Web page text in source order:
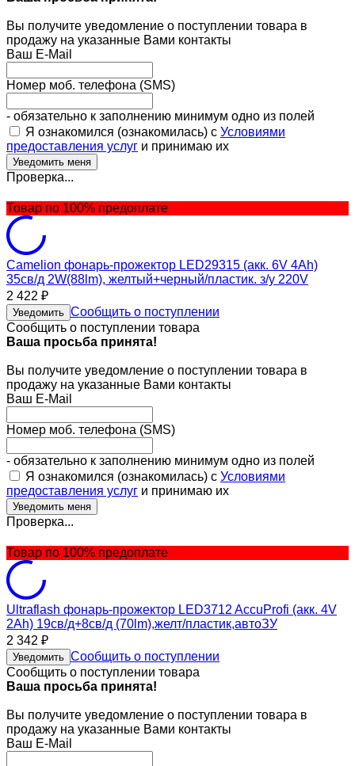
Вы получите уведомление о поступлении товара в
продажу на указанные Вами контакты
Ваш E-Mail
Номер моб. телефона (SMS)
- обязательно к заполнению минимум одно из полей
Я ознакомился (ознакомилась) с Условиями
предоставления услуг и принимаю их
Проверка...
Товар по 100% предоплате
Camelion фонарь-прожектор LED29315 (акк. 6V 4Ah)
35св/д 2W(88lm), желтый+черный/пластик. з/у 220V
2 422 ₽
Уведомить Сообщить о поступлении
Сообщить о поступлении товара
Ваша просьба принята!
Вы получите уведомление о поступлении товара в
продажу на указанные Вами контакты
Ваш E-Mail
Номер моб. телефона (SMS)
- обязательно к заполнению минимум одно из полей
Я ознакомился (ознакомилась) с Условиями
предоставления услуг и принимаю их
Проверка...
Товар по 100% предоплате
Ultraflash фонарь-прожектор LED3712 AccuProfi (акк. 4V
2Ah) 19св/д+8св/д (70lm),желт/пластик,автоЗУ
2 342 ₽
Уведомить Сообщить о поступлении
Сообщить о поступлении товара
Ваша просьба принята!
Вы получите уведомление о поступлении товара в
продажу на указанные Вами контакты
Ваш E-Mail